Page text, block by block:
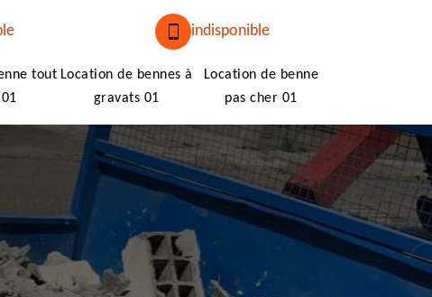
indisponible
tout Location de bennes à
gravats 01
Location de benne
pas cher 01